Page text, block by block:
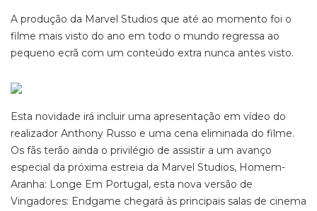
A produção da Marvel Studios que até ao momento foi o
filme mais visto do ano em todo o mundo regressa ao
pequeno ecrã com um conteúdo extra nunca antes visto.
Esta novidade irá incluir uma apresentação em vídeo do
realizador Anthony Russo e uma cena eliminada do filme.
Os fãs terão ainda o privilégio de assistir a um avanço
especial da próxima estreia da Marvel Studios, Homem-
Aranha: Longe Em Portugal, esta nova versão de
Vingadores: Endgame chegará às principais salas de cinema